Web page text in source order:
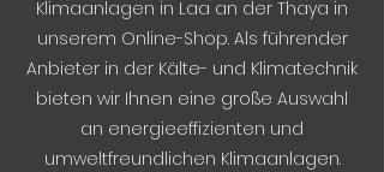
Klimaanlagen in Laa an der Thaya in
unserem Online-Shop. Als führender
Anbieter in der Kälte- und Klimatechnik
bieten wir Ihnen eine große Auswahl
an energieeffizienten und
umweltfreundlichen Klimaanlagen.